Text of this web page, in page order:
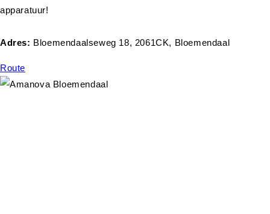
apparatuur!
Adres: Bloemendaalseweg 18, 2061CK, Bloemendaal
Route